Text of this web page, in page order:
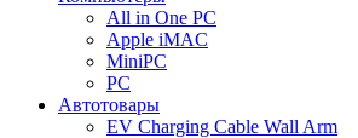
All in One PC
Apple iMAC
MiniPC
PC
Автотовары
EV Charging Cable Wall Arm